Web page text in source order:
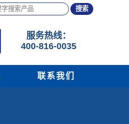
服务热线：
400-816-0035
联系我们